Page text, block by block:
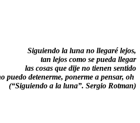
Siguiendo la luna no llegaré lejos,
tan lejos como se pueda llegar
las cosas que dije no tienen sentido
puedo detenerme, ponerme a pensar, oh
(“Siguiendo a la luna”. Sergio Rotman)